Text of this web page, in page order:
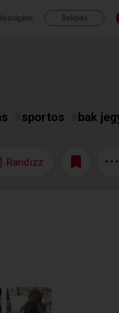
Belépés
sportos bak
Randizz